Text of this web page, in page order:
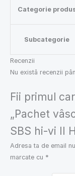
Categorie
Subcategorie
Recenzii
Nu există recenzii
Fii primul
„Pachet
SBS hi-vi II
Adresa ta de email
marcate cu *